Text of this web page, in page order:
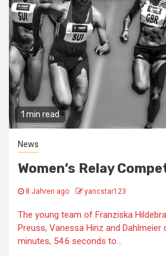
1 min read
News
Women’s Relay
8 Jahren ago yancstar123
The young team of Franziska
Preuss, Vanessa Hinz and Dahlmeier
minutes, 54.6 seconds to...